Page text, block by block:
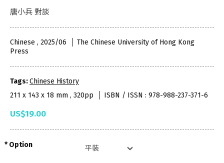
唐小兵 對談
Chinese , 2025/06
The Chinese University of Hong Kong
Press
Tags:Chinese History
211 x 143 x 18 mm , 320pp
ISBN / ISSN : 978-988-237-371-6
US$19.00
Option